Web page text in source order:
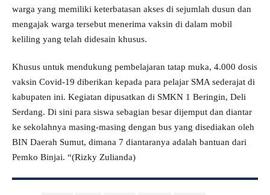
warga yang memiliki keterbatasan akses di sejumlah dusun dan
mengajak warga tersebut menerima vaksin di dalam mobil
keliling yang telah didesain khusus.
Khusus untuk mendukung pembelajaran tatap muka, 4.000 dosis
vaksin Covid-19 diberikan kepada para pelajar SMA sederajat di
kabupaten ini. Kegiatan dipusatkan di SMKN 1 Beringin, Deli
Serdang. Di sini para siswa sebagian besar dijemput dan diantar
ke sekolahnya masing-masing dengan bus yang disediakan oleh
BIN Daerah Sumut, dimana 7 diantaranya adalah bantuan dari
Pemko Binjai. “(Rizky Zulianda)